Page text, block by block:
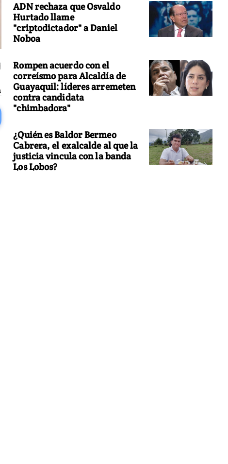
ADN rechaza que Osvaldo
Hurtado llame
"criptodictador" a Daniel
Noboa
Rompen acuerdo con el
correísmo para Alcaldía de
Guayaquil: líderes arremeten
contra candidata
"chimbadora"
¿Quién es Baldor Bermeo
Cabrera, el exalcalde al que la
justicia vincula con la banda
Los Lobos?